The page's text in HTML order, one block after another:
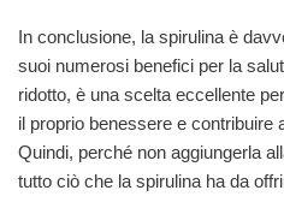
In conclusione, la spirulina è
suoi numerosi benefici per la
ridotto, è una scelta eccellente
il proprio benessere e contribuire
Quindi, perché non aggiungerla
tutto ciò che la spirulina ha da